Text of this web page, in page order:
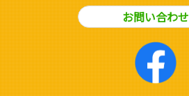
お問い合わせ